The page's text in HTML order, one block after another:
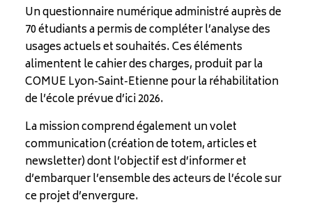
Un questionnaire numérique administré auprès de
70 étudiants a permis de compléter l’analyse des
usages actuels et souhaités. Ces éléments
alimentent le cahier des charges, produit par la
COMUE Lyon-Saint-Etienne pour la réhabilitation
de l’école prévue d’ici 2026.
La mission comprend également un volet
communication (création de totem, articles et
newsletter) dont l’objectif est d’informer et
d’embarquer l’ensemble des acteurs de l’école sur
ce projet d’envergure.